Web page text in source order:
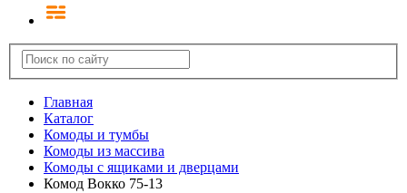
Главная
Каталог
Комоды и тумбы
Комоды из массива
Комоды с ящиками и дверцами
Комод Вокко 75-13